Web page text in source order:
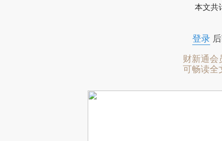
本文共
登录后
财新通会
可畅读全